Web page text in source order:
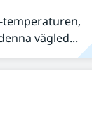
temperaturen,
vägled...